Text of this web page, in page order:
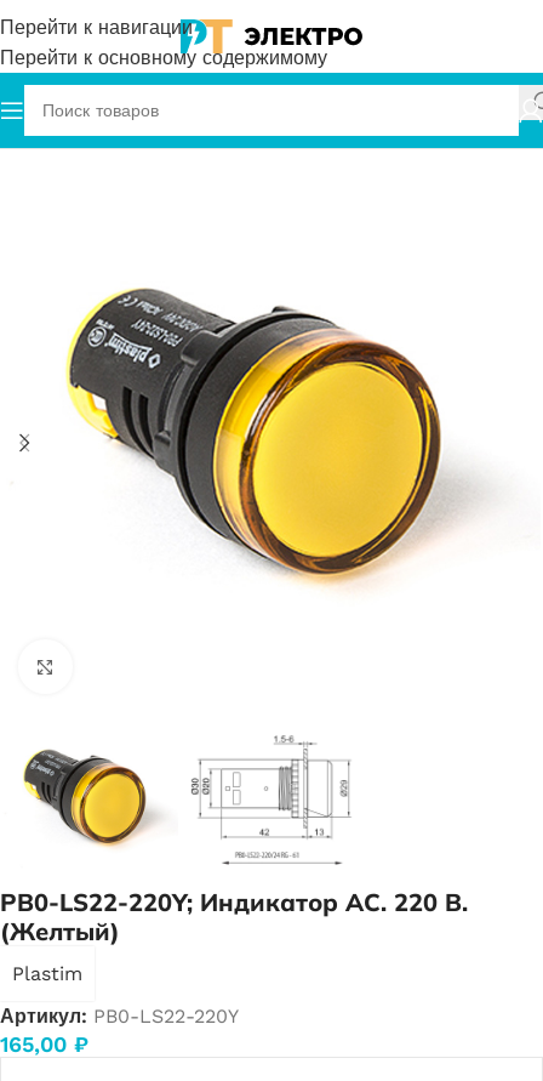
Перейти к навигации
Перейти к основному содержимому
Главная Plastim
PB0-LS22-220Y; Индикатор АС. 220 В.
(Желтый)
Plastim
Артикул: PB0-LS22-220Y
165,00 ₽